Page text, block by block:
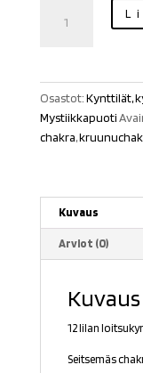
määrä
Osastot:Kynttilät,
Mystiikkapuoti
chakra,
Kuvaus
Arviot (0)
Kuvaus
12 lilan
Seitsemäs